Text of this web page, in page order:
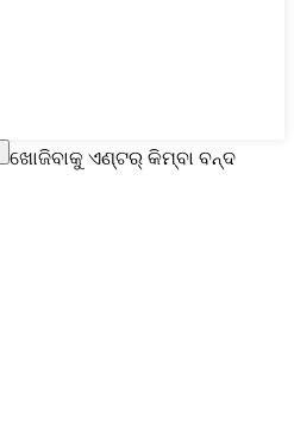
ଖୋଜିବାକୁ ଏଣ୍ଟର୍ କିମ୍ବା ବନ୍ଦ